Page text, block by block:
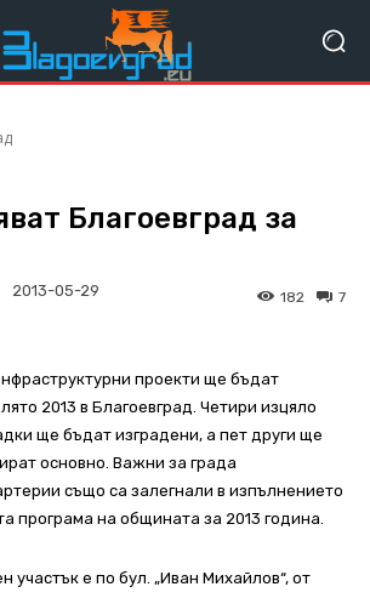
Благоевград за
2013-05-29 7
182
проекти ще бъдат
2013 в Благоевград. Четири изцяло
ще бъдат изградени, а пет други ще
основно. Важни за града
също са залегнали в изпълнението
програма на общината за 2013 година.
участък е по бул. „Иван Михайлов“, от